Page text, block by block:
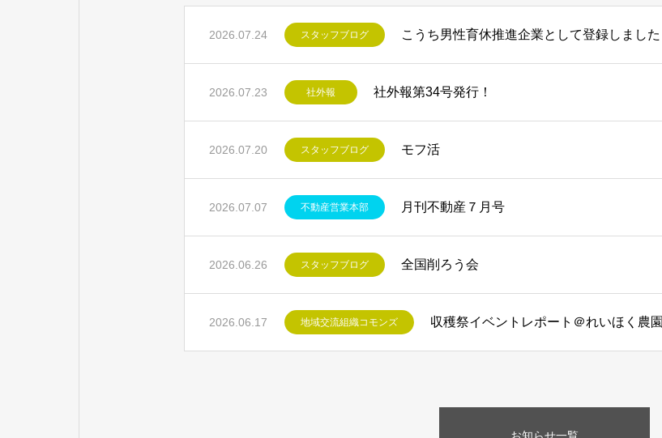
2026.07.24 スタッフブログ こうち男性育休推進企業として登録しました
2026.07.23 社外報 社外報第34号発行！
2026.07.20 スタッフブログ モフ活
2026.07.07 不動産営業本部 月刊不動産７月号
2026.06.26 スタッフブログ 全国削ろう会
2026.06.17 地域交流組織コモンズ 収穫祭イベントレポート＠れいほく農園
お知らせ一覧